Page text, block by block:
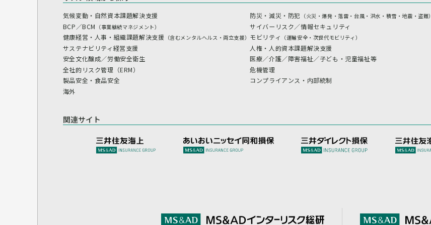
気候変動・自然資本課題解決支援
BCP／BCM （事業継続マネジメント）
健康経営・人事・組織課題解決支援 （含むメンタルヘルス・両立支援）
サステナビリティ経営支援
安全文化醸成／労働安全衛生
全社的リスク管理（ERM）
製品安全・食品安全
海外
防災・減災・防犯 （火災・爆発・落雷・台風・洪水・積雪・地震・盗難）
サイバーリスク／情報セキュリティ
モビリティ （運輸安全・次世代モビリティ）
人権・人的資本課題解決支援
医療／介護／障害福祉／子ども・児童福祉等
危機管理
コンプライアンス・内部統制
関連サイト